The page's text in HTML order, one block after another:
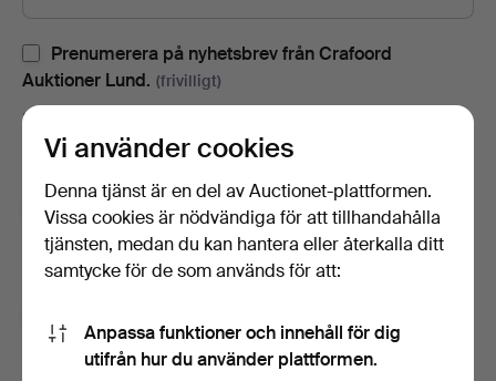
Prenumerera på nyhetsbrev från Crafoord
Auktioner Lund. (frivilligt)
Med bl.a. auktionskataloger, inbjudningar till evenemang och
nyheter. Om du ångrar dig kan du enkelt avsluta
prenumerationen.
Prenumerera på Auctionets nyhetsbrev. (frivilligt)
Med bl.a. experttips, utvalda föremål och inspiration. Om du
ångrar dig kan du enkelt avsluta prenumerationen.
användarvillkoren,köpvillkoren samt bekräftar att jag
har tagit del avintegritetspolicyn.
Vi använder cookies
Denna tjänst är en del av Auctionet-plattformen.
Vissa cookies är nödvändiga för att tillhandahålla
tjänsten, medan du kan hantera eller återkalla ditt
samtycke för de som används för att:
Anpassa funktioner och innehåll för dig
utifrån hur du använder plattformen.